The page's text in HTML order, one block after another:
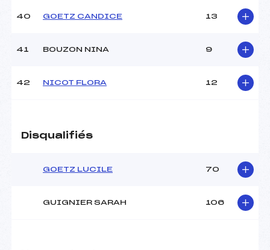
40 GOETZ CANDICE 13
41 BOUZON NINA 9
42 NICOT FLORA 12
Disqualifiés
GOETZ LUCILE 70
GUIGNIER SARAH 106